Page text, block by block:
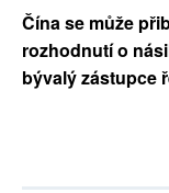
Čína se může
rozhodnutí o
bývalý zástupce